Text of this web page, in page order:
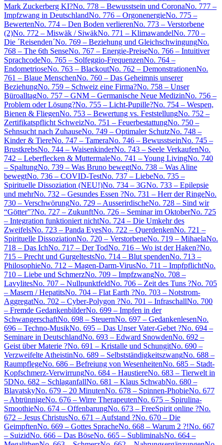
Mark Zuckerberg KI?No. 778 – Bewusstsein und CoronaNo. 777 –
Impfzwang in DeutschlandNo. 776 – OrgonenergieNo. 775 –
BewertenNo. 774 – Den Boden verlierenNo. 773 – Verstorbene
(2)No. 772 – Miswäk / SiwäkNo. 771 – KlimawandelNo. 770 –
Die ´Reisenden´No. 769 – Beziehung und GleichschwingungNo.
768 – The 6th SenseNo. 767 – Energie-PreiseNo. 766 – Intuitiver
SprachcodeNo. 765 – Solfeggio-FrequenzenNo. 764 –
EndometrioseNo. 763 – BlackoutNo. 762 – DemonstrationenNo.
761 – Blaue MenschenNo. 760 – Das Geheimnis unserer
BeziehungNo. 759 – Schweiz eine Firma?No. 758 – Unser
BüroalltagNo. 757 – GNM – Germanische Neue MedizinNo. 756 –
Problem oder Lösung?No. 755 – Licht-Pupille?No. 754 – Wespen,
Bienen & FliegenNo. 753 – Bewertung vs. FeststellungNo. 752 –
Zertifikatspflicht SchweizNo. 751 – FeuerbestattungNo. 750 –
Sehnsucht nach ZuhauseNo. 749 – Optimaler SchutzNo. 748 –
Kinder & TiereNo. 747 – TameraNo. 746 – BewusstseinNo. 745 –
BrustkrebsNo. 744 – WaisenkinderNo. 743 – Seele VerkaufenNo.
742 – Leberflecken & MuttermaleNo. 741 – Young LivingNo. 740
– SpaltungNo. 739 – Was Bruno bewegtNo. 738 – Was Aline
bewegtNo. 736 – COVID-TestNo. 737 – LiebeNo. 735 –
Spirituelle Dissoziation (NEU!)No. 734 – 3GNo. 733 – Epilepsie
und mehrNo. 732 – Gesundes Essen ?No. 731 – Herr der RingeNo.
730 – VerschwörungNo. 729 – AusserirdischeNo. 728 – Sind wir
“Götter”?No. 727 – ZukunftNo. 726 – Seminar im OktoberNo. 725
– Integration funktioniert nichtNo. 724 – Die Umkehr des
ZweifelsNo. 723 – Panda EyesNo. 722 – QuerdenkenNo. 721 –
Spirituelle DissoziationNo. 720 – VerstorbeneNo. 719 – MihaelaNo.
718 – Das IchNo. 717 – Der TodNo. 716 – Wo ist der Haken?No.
715 – Precht und GurgeltestsNo. 714 – Blut spendenNo. 713 –
PhilosophieNo. 712 – Magen-Darm-VirusNo. 711 – ImpfpflichtNo.
710 – Liebe und SchmerzNo. 709 – ImpfzwangNo. 708 –
LavylitesNo. 707 – NullpunktfeldNo. 706 – Zeit des Tuns ?No. 705
– Masern / HepatitsNo. 704 – Flat Earth ?No. 703 – Notstrom-
AggregatNo. 702 – Cyber-Polygon ?No. 701 – InfraschallNo. 700
– Fremde GedankenbilderNo. 699 – Impfen in der
SchwangerschaftNo. 698 – SteuernNo. 697 – GedankenlesenNo.
696 – Techno-MusikNo. 695 – Das Unser Vater-Gebet ?No. 694 –
Seminare in DeutschlandNo. 693 – Edward SnowdenNo. 692 –
Geist über Materie ?No. 691 – Kristalle und SchungitNo. 690 –
Verzweifelte AtheistinNo. 689 – SelbstständigkeitszwangNo. 688 –
RaumpflegeNo. 686 – Befreiung von WesenheitenNo. 685 – Stadt-
Kopfschmerz-VerwirrungNo. 684 – HaustiereNo. 683 – Tierwelt in
5DNo. 682 – SchlaganfallNo. 681 – Klaus SchwabNo. 680 –
BlavatskyNo. 679 – 20 MinutenNo. 678 – Spinnen-PhobieNo. 677
– AbtrünnigeNo. 676 – Wirre TherapeutenNo. 675 – Spirulina-
SmoothieNo. 674 – OffenbarungNo. 673 – FreeSpirit online ?No.
672 – Jesus ChristusNo. 671 – Aufstand ?No. 670 – Die
GeimpftenNo. 669 – Gottes SpracheNo. 668 – Warum 2 ?!No. 667
– SuizidNo. 666 – Das BöseNo. 665 – SubliminalsNo. 664 –